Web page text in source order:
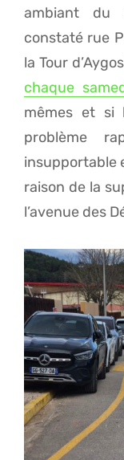
ambiant du
constaté rue
la Tour
chaque
mêmes et si
problème
insupportable
raison de la
l’avenue des